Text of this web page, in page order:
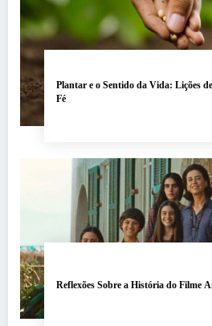
Plantar e o Sentido da Vida: Lições
Fé
Reflexões Sobre a História do Filme